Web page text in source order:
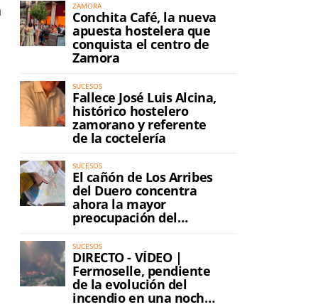
ZAMORA
Conchita Café, la nueva
apuesta hostelera que
conquista el centro de
Zamora
SUCESOS
Fallece José Luis Alcina,
histórico hostelero
zamorano y referente
de la coctelería
SUCESOS
El cañón de Los Arribes
del Duero concentra
ahora la mayor
preocupación del
incendio
SUCESOS
DIRECTO - VÍDEO |
Fermoselle, pendiente
de la evolución del
incendio en una noche